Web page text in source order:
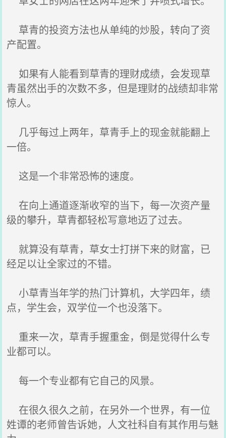
草青的投资方法也从单纯的炒股，转向了资
产配置。
如果有人能看到草青的理财成绩，会发现草
青虽然出手的次数不多，但是理财的战绩却非常
惊人。
几乎每过上两年，草青手上的现金就能翻上
一倍。
这是一个非常恐怖的速度。
在向上通道逐渐收窄的当下，每一次资产量
级的攀升，草青都轻松写意地迈了过去。
就算没有草青，草女士打拼下来的财富，已
经足以让全家过的不错。
小草青当年学的热门计算机，大学四年，绩
点，学生会，双学位一个也没落下。
重来一次，草青手握重金，倒是觉得什么专
业都可以。
每一个专业都有它自己的风景。
在很久很久之前，在另外一个世界，有一位
姓谭的老师曾告诉她，人文社科自有其作用与魅